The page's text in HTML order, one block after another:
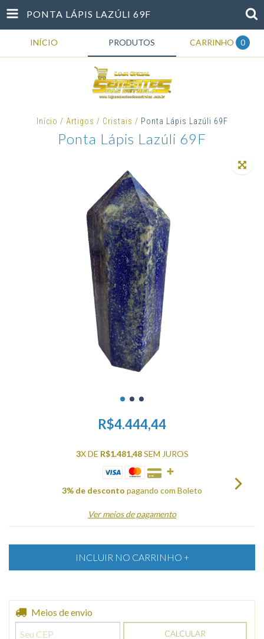
PONTA LÁPIS LAZÚLI 69F
INÍCIO PRODUTOS CARRINHO 0
Início / Artigos / Cristais / Ponta Lápis Lazúli 69F
Ponta Lápis Lazúli 69F
R$4.444,44
3X DE R$1.481,48SEM JUROS
3% de desconto pagando com Boleto
Ver meios de pagamento
Entregas para o CEP:
Meios de envio
CALCULAR